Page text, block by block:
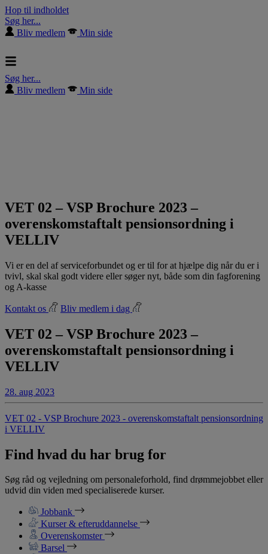
Hop til indholdet
Søg her...
Bliv medlem
Min side
Søg her...
Bliv medlem
Min side
VET 02 – VSP Brochure 2023 –
overenskomstaftalt pensionsordning i
VELLIV
Vi er en del af serviceforbundet og er til for at hjælpe dig når du er i
tvivl, skal skal godt videre eller søger nyt, både som din fagforening
og A-kasse
Kontakt os Bliv medlem i dag
VET 02 – VSP Brochure 2023 –
overenskomstaftalt pensionsordning i
VELLIV
28. aug 2023
VET 02 - VSP Brochure 2023 - overenskomstaftalt pensionsordning
i VELLIV
Find hvad du har brug for
Søg råd og vejledning om personaleforhold, find drømmejobbet eller
udvid din viden med specialiserede kurser.
Jobbank
Kurser & efteruddannelse
Overenskomster
Barsel